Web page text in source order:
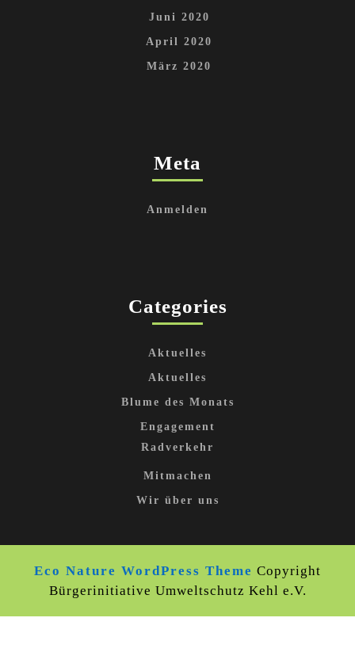
Juni 2020
April 2020
März 2020
Meta
Anmelden
Categories
Aktuelles
Aktuelles
Blume des Monats
Engagement
Radverkehr
Mitmachen
Wir über uns
Eco Nature WordPress Theme Copyright
Bürgerinitiative Umweltschutz Kehl e.V.